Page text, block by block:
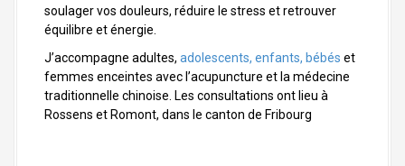
soulager vos douleurs, réduire le stress et retrouver
équilibre et énergie.
J’accompagne adultes, adolescents, enfants, bébés et
femmes enceintes avec l’acupuncture et la médecine
traditionnelle chinoise. Les consultations ont lieu à
Rossens et Romont, dans le canton de Fribourg